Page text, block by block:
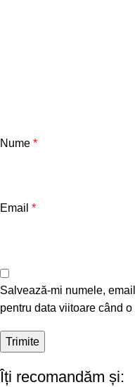
Nume *
Email *
Salvează-mi numele,
pentru data viitoare când o
Îți recomandăm și: